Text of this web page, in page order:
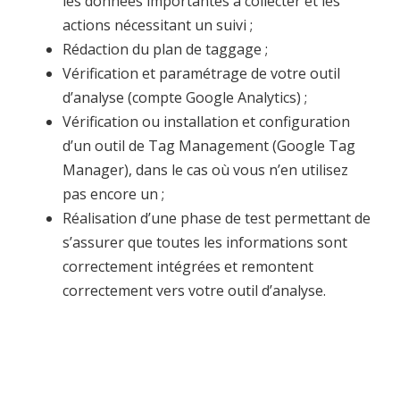
actions nécessitant un suivi ;
Rédaction du plan de taggage ;
Vérification et paramétrage de votre outil
d’analyse (compte Google Analytics) ;
Vérification ou installation et configuration
d’un outil de Tag Management (Google Tag
Manager), dans le cas où vous n’en utilisez
pas encore un ;
Réalisation d’une phase de test permettant de
s’assurer que toutes les informations sont
correctement intégrées et remontent
correctement vers votre outil d’analyse.